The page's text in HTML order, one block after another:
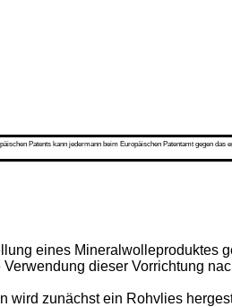
Patents kann jedermann beim Europäischen Patentamt gegen
eines Mineralwolleproduktes
dieser Vorrichtung
wird zunächst ein Rohvlies